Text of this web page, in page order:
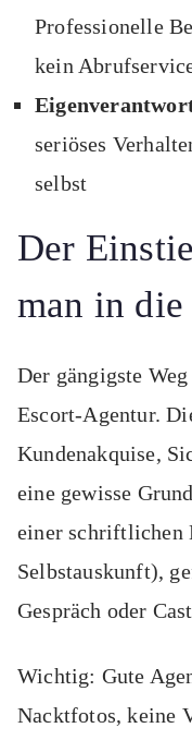
Professionelle
kein
seriöses
selbst
Der
man in die
Der gängigste
Escort-Agentur.
Kundenakquise,
eine gewisse
einer schriftlichen
Selbstauskunft),
Gespräch oder
Wichtig: Gute
Nacktfotos, keine